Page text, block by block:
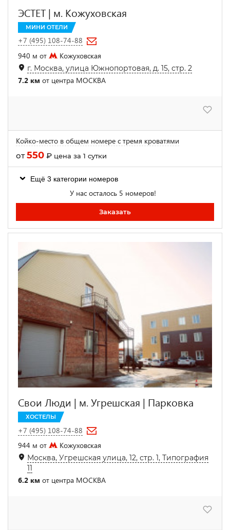
ЭСТЕТ | м. Кожуховская
МИНИ ОТЕЛИ
+7 (495) 108-74-88
940 м от
Кожуховская
г. Москва, улица Южнопортовая, д. 15, стр. 2
7.2 км от центра МОСКВА
Койко-место в общем номере с тремя кроватями
от550 ₽ цена за 1 сутки
Ещё 3 категории номеров
У нас осталось 5 номеров!
Заказать
Свои Люди | м. Угрешская | Парковка
ХОСТЕЛЫ
+7 (495) 108-74-88
944 м от
Кожуховская
Москва, Угрешская улица, 12, стр. 1, Типография
11
6.2 км от центра МОСКВА